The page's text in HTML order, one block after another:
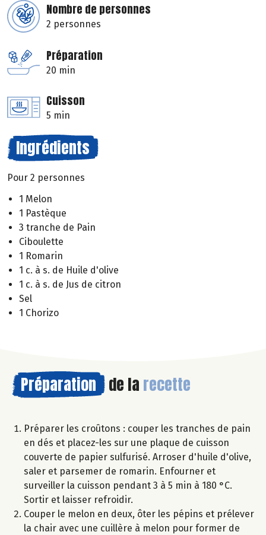
Nombre de personnes
2 personnes
Préparation
20 min
Cuisson
5 min
Ingrédients
Pour 2 personnes
1 Melon
1 Pastèque
3 tranche de Pain
Ciboulette
1 Romarin
1 c. à s. de Huile d'olive
1 c. à s. de Jus de citron
Sel
1 Chorizo
Préparation de la recette
Préparer les croûtons : couper les tranches de pain
en dés et placez-les sur une plaque de cuisson
couverte de papier sulfurisé. Arroser d'huile d'olive,
saler et parsemer de romarin. Enfourner et
surveiller la cuisson pendant 3 à 5 min à 180 °C.
Sortir et laisser refroidir.
Couper le melon en deux, ôter les pépins et prélever
la chair avec une cuillère à melon pour former de